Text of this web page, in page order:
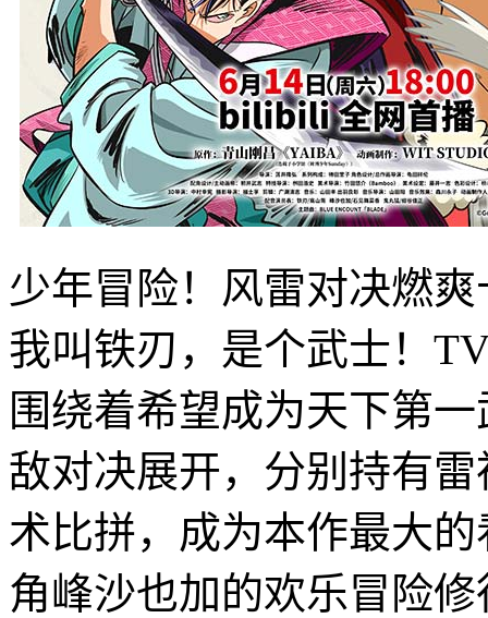
少年冒险！风雷对决燃爽
我叫铁刃，是个武士！
围绕着希望成为天下第
敌对决展开，分别持有
术比拼，成为本作最大
角峰沙也加的欢乐冒险